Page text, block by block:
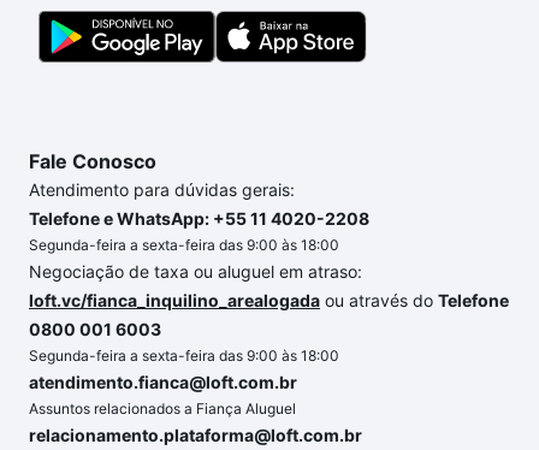
o imóvel dos seus sonhos com segurança e
conforto. Loft, com você até as chaves.
Fale Conosco
Atendimento para dúvidas gerais:
Telefone e WhatsApp: +55 11 4020-2208
Segunda-feira a sexta-feira das 9:00 às 18:00
Negociação de taxa ou aluguel em atraso:
loft.vc/fianca_inquilino_arealogada ou através do Telefone
0800 001 6003
Segunda-feira a sexta-feira das 9:00 às 18:00
atendimento.fianca@loft.com.br
Assuntos relacionados a Fiança Aluguel
relacionamento.plataforma@loft.com.br